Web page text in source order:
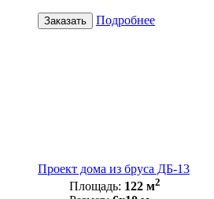
Заказать Подробнее
Проект дома из бруса ДБ-13
Площадь: 122 м2